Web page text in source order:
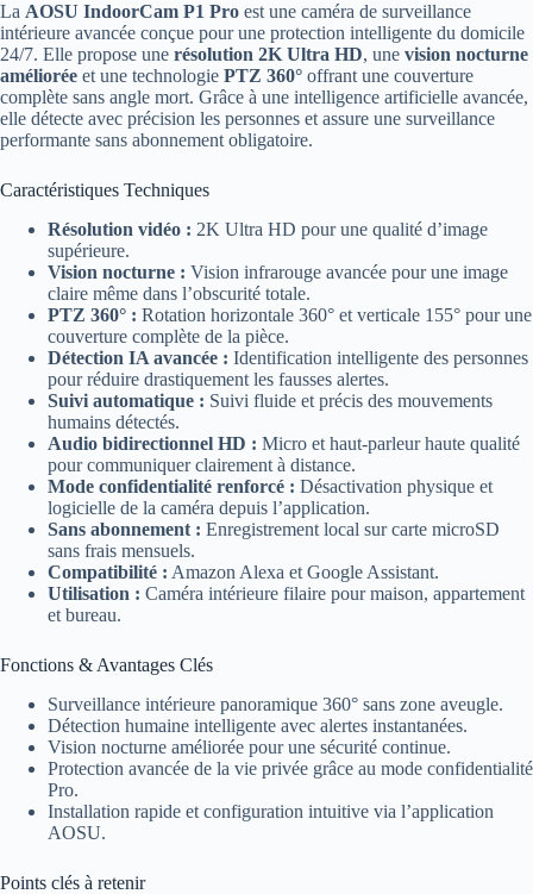
La AOSU IndoorCam P1 Pro est une caméra de surveillance
intérieure avancée conçue pour une protection intelligente du domicile
24/7. Elle propose une résolution 2K Ultra HD, une vision nocturne
améliorée et une technologie PTZ 360° offrant une couverture
complète sans angle mort. Grâce à une intelligence artificielle avancée,
elle détecte avec précision les personnes et assure une surveillance
performante sans abonnement obligatoire.
Caractéristiques Techniques
Résolution vidéo : 2K Ultra HD pour une qualité d’image
supérieure.
Vision nocturne : Vision infrarouge avancée pour une image
claire même dans l’obscurité totale.
PTZ 360° : Rotation horizontale 360° et verticale 155° pour une
couverture complète de la pièce.
Détection IA avancée : Identification intelligente des personnes
pour réduire drastiquement les fausses alertes.
Suivi automatique : Suivi fluide et précis des mouvements
humains détectés.
Audio bidirectionnel HD : Micro et haut-parleur haute qualité
pour communiquer clairement à distance.
Mode confidentialité renforcé : Désactivation physique et
logicielle de la caméra depuis l’application.
Sans abonnement : Enregistrement local sur carte microSD
sans frais mensuels.
Compatibilité : Amazon Alexa et Google Assistant.
Utilisation : Caméra intérieure filaire pour maison, appartement
et bureau.
Fonctions & Avantages Clés
Surveillance intérieure panoramique 360° sans zone aveugle.
Détection humaine intelligente avec alertes instantanées.
Vision nocturne améliorée pour une sécurité continue.
Protection avancée de la vie privée grâce au mode confidentialité
Pro.
Installation rapide et configuration intuitive via l’application
AOSU.
Points clés à retenir